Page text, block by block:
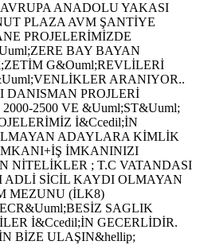
ANADOLU YAKASI
PLAZA AVM ŞANTİYE
PROJELERİMİZDE
BAY BAYAN
G&Ouml;REVLİLERİ
ARANIYOR..
DANISMAN PROJLERİ
2500 VE &Uuml;ST&Uuml;
İ&Ccedil;İN
ADAYLARA KİMLİK
İMKANINIZI
NİTELİKLER ; T.C VATANDASI
ADLİ SİCİL KAYDI OLMAYAN
MEZUNU (İLK8)
SAGLIK
İ&Ccedil;İN GECERLİDİR.
BİZE ULAŞIN&hellip;